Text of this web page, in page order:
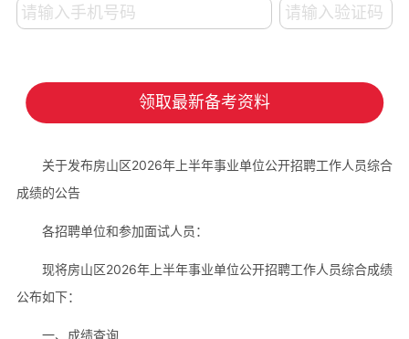
领取最新备考资料
关于发布房山区2026年上半年事业单位公开招聘工作人员综合
成绩的公告
各招聘单位和参加面试人员：
现将房山区2026年上半年事业单位公开招聘工作人员综合成绩
公布如下：
一、成绩查询